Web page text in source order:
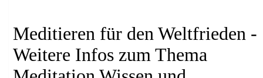
Meditieren für den Weltfrieden -
Weitere Infos zum Thema